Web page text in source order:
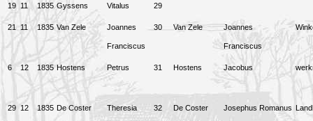
19 11 1835 Gyssens Vitalus 29
21 11 1835 Van Zele Joannes
Franciscus
30 Van Zele Joannes
Franciscus
6 12 1835 Hostens Petrus 31 Hostens Jacobus
29 12 1835 De Coster Theresia 32 De Coster Josephus Romanus